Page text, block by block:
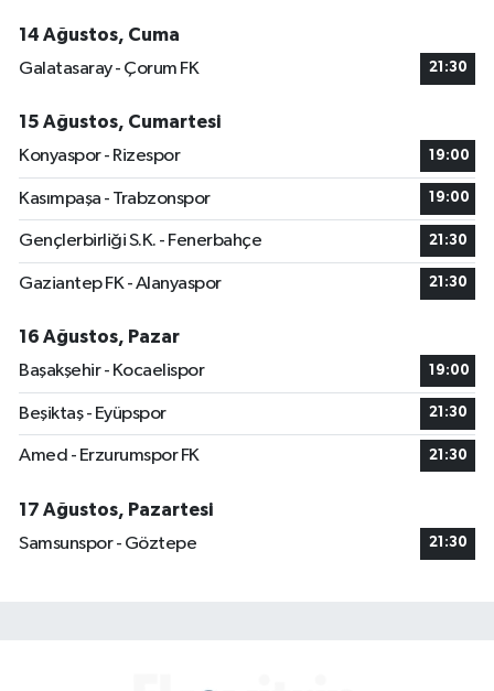
14 Ağustos, Cuma
Galatasaray - Çorum FK
21:30
15 Ağustos, Cumartesi
Konyaspor - Rizespor
19:00
Kasımpaşa - Trabzonspor 19:00
Gençlerbirliği S.K. - Fenerbahçe 21:30
Gaziantep FK - Alanyaspor 21:30
16 Ağustos, Pazar
Başakşehir - Kocaelispor
19:00
Beşiktaş - Eyüpspor 21:30
Amed - Erzurumspor FK 21:30
17 Ağustos, Pazartesi
Samsunspor - Göztepe
21:30